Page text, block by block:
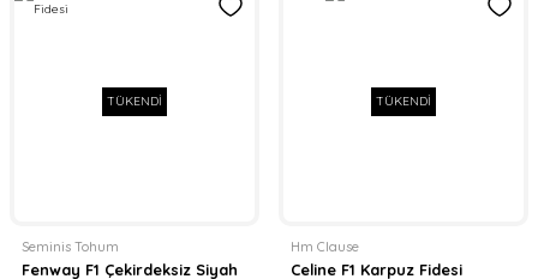
TÜKENDİ
Seminis Tohum
Fenway F1 Çekirdeksiz Siyah
TÜKENDİ
Hm Clause
Celine F1 Karpuz Fidesi